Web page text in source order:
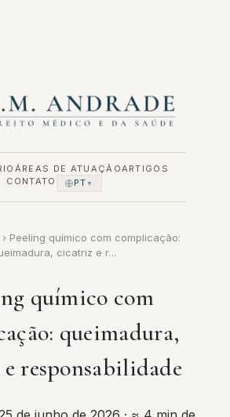
ÁREAS DE ATUAÇÃOARTIGOS
CONTATO
PT ▼
› Peeling químico com complicação:
cicatriz e r…
químico com
queimadura,
responsabilidade